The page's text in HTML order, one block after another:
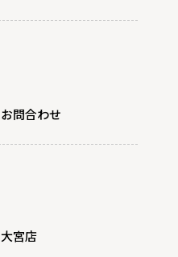
お問合わせ
大宮店